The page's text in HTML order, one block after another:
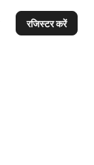
रजिस्टर करें